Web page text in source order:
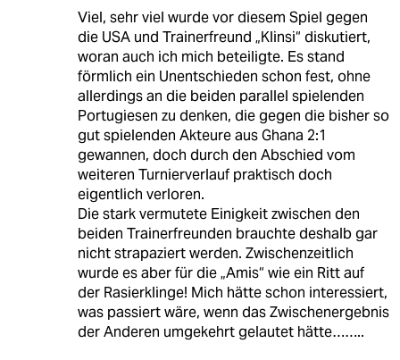
Viel, sehr viel wurde vor diesem Spiel gegen
die USA und Trainerfreund „Klinsi“ diskutiert,
woran auch ich mich beteiligte. Es stand
förmlich ein Unentschieden schon fest, ohne
allerdings an die beiden parallel spielenden
Portugiesen zu denken, die gegen die bisher so
gut spielenden Akteure aus Ghana 2:1
gewannen, doch durch den Abschied vom
weiteren Turnierverlauf praktisch doch
eigentlich verloren.
Die stark vermutete Einigkeit zwischen den
beiden Trainerfreunden brauchte deshalb gar
nicht strapaziert werden. Zwischenzeitlich
wurde es aber für die „Amis“ wie ein Ritt auf
der Rasierklinge! Mich hätte schon interessiert,
was passiert wäre, wenn das Zwischenergebnis
der Anderen umgekehrt gelautet hätte……..